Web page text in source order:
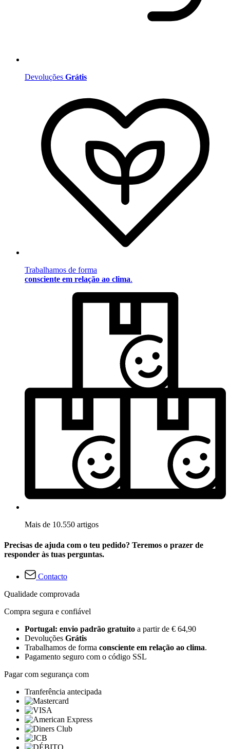
Devoluções Grátis
Trabalhamos de forma
consciente em relação ao clima.
Mais de 10.550 artigos
Precisas de ajuda com o teu pedido? Teremos o prazer de
responder às tuas perguntas.
Contacto
Qualidade comprovada
Compra segura e confiável
Portugal: envio padrão gratuito a partir de € 64,90
Devoluções Grátis
Trabalhamos de forma consciente em relação ao clima.
Pagamento seguro com o código SSL
Pagar com segurança com
Tranferência antecipada